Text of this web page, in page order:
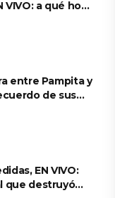
VIVO: a qué hora
entre Pampita y
de sus
EN VIVO:
que destruyó